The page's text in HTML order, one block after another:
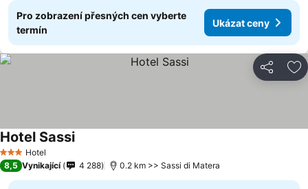
Pro zobrazení přesných cen vyberte
termín
Ukázat ceny
Sdílet
3 Počet hvězdiček
Hotel
Hotel Sassi
8,5 Vynikající 4 288 0.2 km >> Sassi di Matera